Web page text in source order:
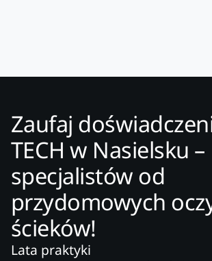
Zaufaj
TECH w Nasielsku –
specjalistów od
przydomowych
ścieków!
Lata praktyki